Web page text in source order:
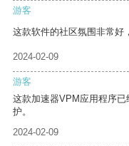
游客
这款软件的社区氛围非常好
2024-02-09
游客
这款加速器VPM应用程序
护。
2024-02-09